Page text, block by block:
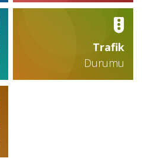
Trafik
Durumu